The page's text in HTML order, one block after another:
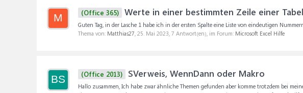
M (Office 365) Werte in einer bestimmten Zeile einer
Guten Tag, in der Lasche 1 habe ich in der ersten Spalte eine Liste von eindeutigen
Thema von: Matthias27 25. Mai 2023 , 7 Antwort(en), im Forum: Microsoft Excel Hilfe
BS (Office 2013) SVerweis, WennDann oder Makro
Hallo zusammen, Ich habe zwar ähnliche Themen gefunden aber komme trotzdem bei